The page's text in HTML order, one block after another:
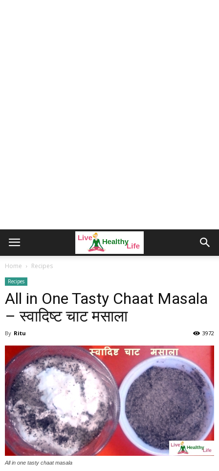
Home Recipes
Recipes
All in One Tasty Chaat Masala
– स्वादिष्ट चाट मसाला
By Ritu 3972
All in one tasty chaat masala